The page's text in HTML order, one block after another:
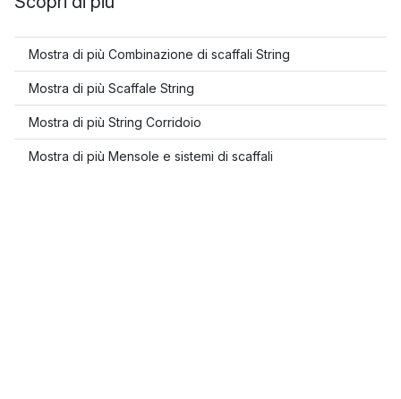
Mostra di più Combinazione di scaffali String
Mostra di più Scaffale String
Mostra di più String Corridoio
Mostra di più Mensole e sistemi di scaffali